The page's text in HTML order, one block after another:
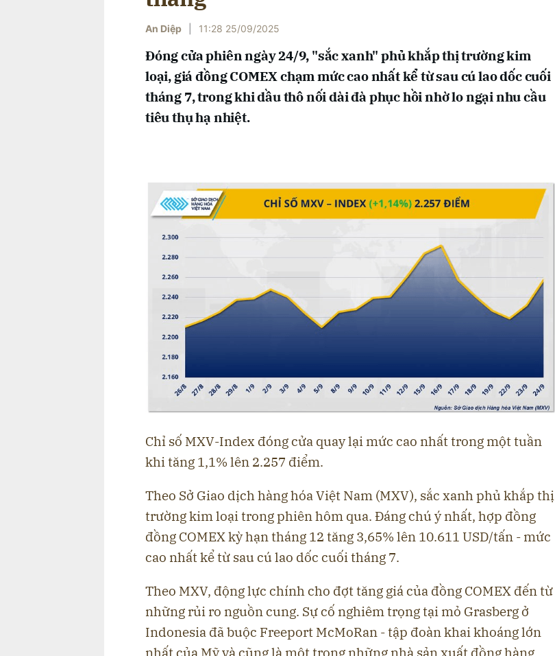
An Diệp 11:28 25/09/2025
Đóng cửa phiên ngày 24/9, "sắc xanh" phủ khắp thị trường kim
loại, giá đồng COMEX chạm mức cao nhất kể từ sau cú lao dốc cuối
tháng 7, trong khi dầu thô nối dài đà phục hồi nhờ lo ngại nhu cầu
tiêu thụ hạ nhiệt.
Chỉ số MXV-Index đóng cửa quay lại mức cao nhất trong một tuần
khi tăng 1,1% lên 2.257 điểm.
Theo Sở Giao dịch hàng hóa Việt Nam (MXV), sắc xanh phủ khắp thị
trường kim loại trong phiên hôm qua. Đáng chú ý nhất, hợp đồng
đồng COMEX kỳ hạn tháng 12 tăng 3,65% lên 10.611 USD/tấn - mức
cao nhất kể từ sau cú lao dốc cuối tháng 7.
Theo MXV, động lực chính cho đợt tăng giá của đồng COMEX đến từ
những rủi ro nguồn cung. Sự cố nghiêm trọng tại mỏ Grasberg ở
Indonesia đã buộc Freeport McMoRan - tập đoàn khai khoáng lớn